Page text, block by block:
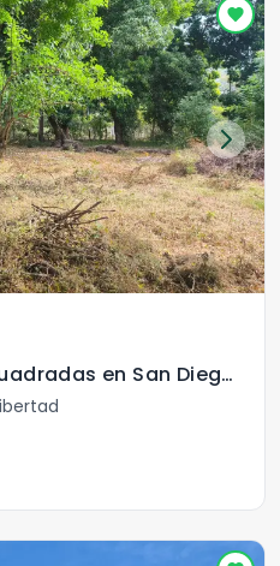
Terreno 7,696 varas cuadradas en San Diego La Libertad